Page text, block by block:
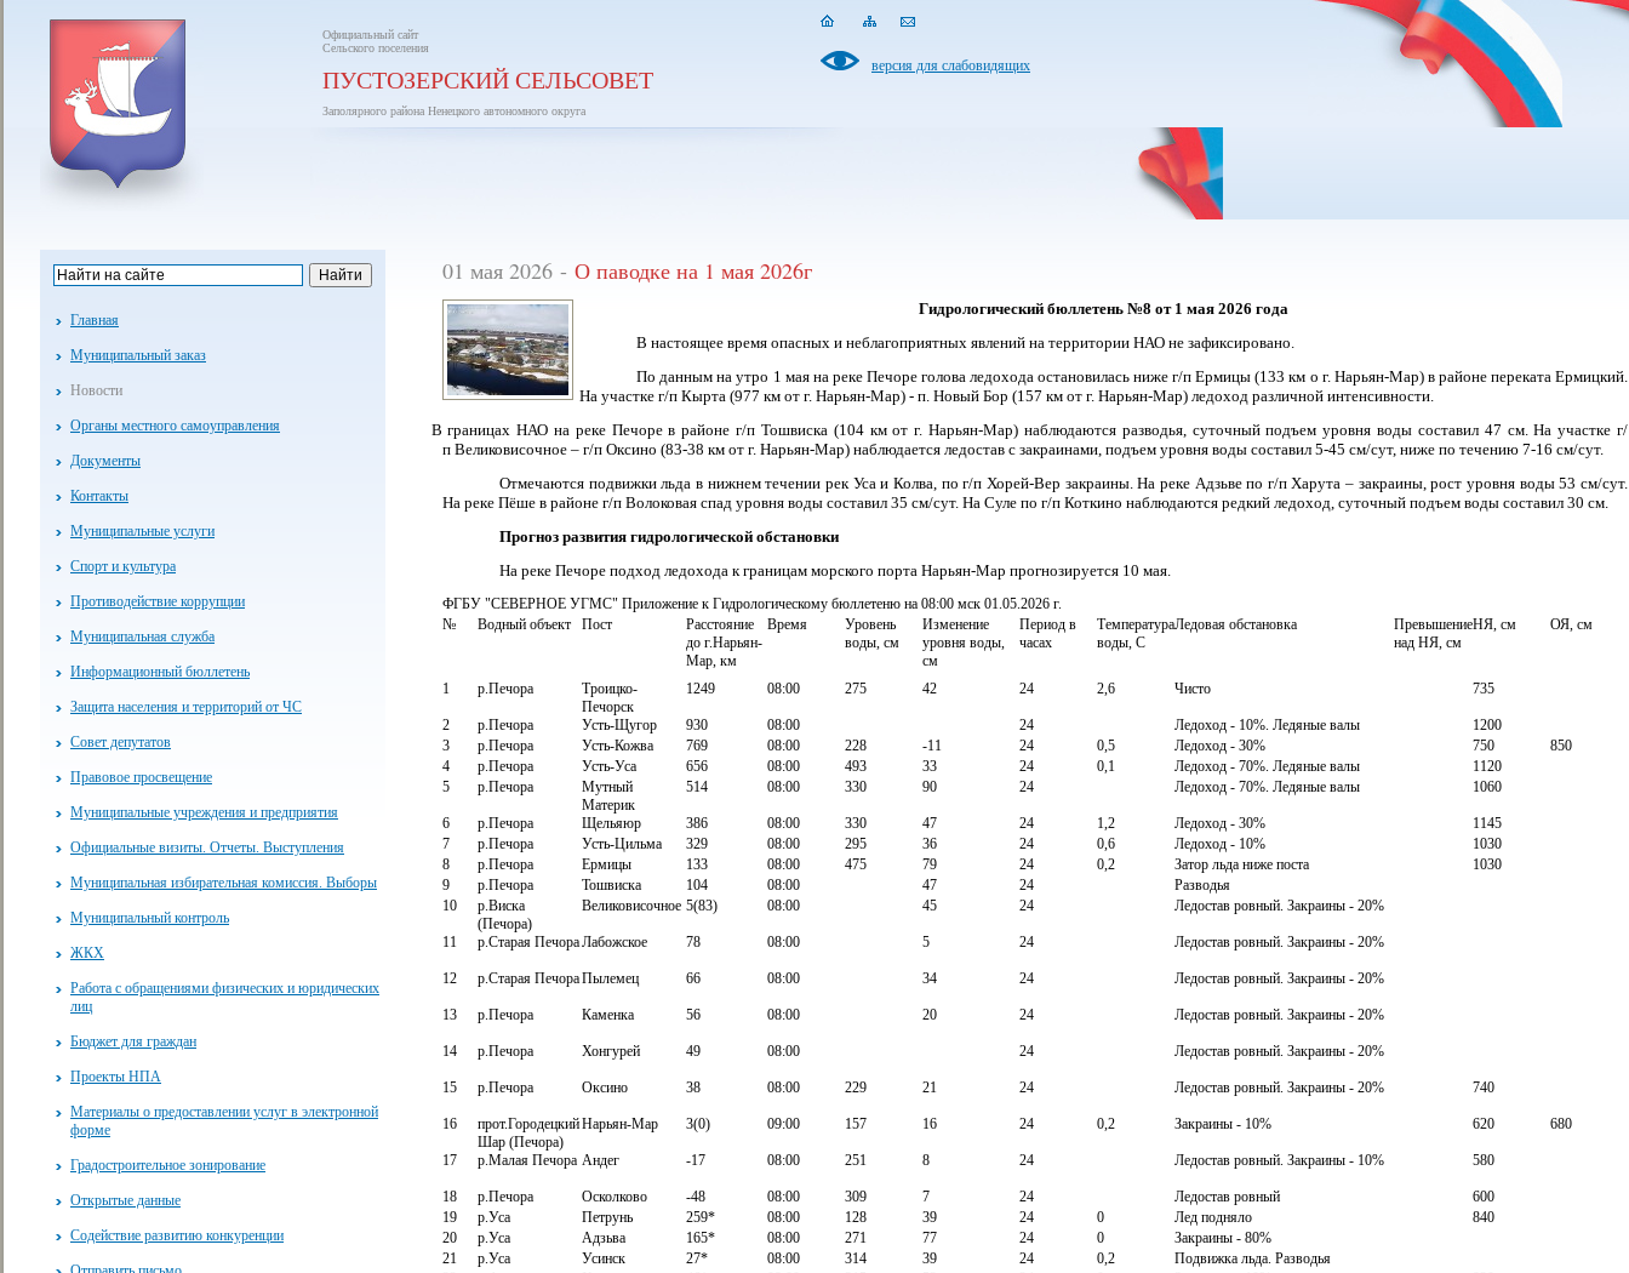
Официальный сайт
Сельского поселения
ПУСТОЗЕРСКИЙ СЕЛЬСОВЕТ
Заполярного района Ненецкого автономного округа
версия для слабовидящих
Главная
Муниципальный заказ
Новости
Органы местного самоуправления
Документы
Контакты
Муниципальные услуги
Спорт и культура
Противодействие коррупции
Муниципальная служба
Информационный бюллетень
Защита населения и территорий от ЧС
Совет депутатов
Правовое просвещение
Муниципальные учреждения и предприятия
Официальные визиты. Отчеты. Выступления
Муниципальная избирательная комиссия. Выборы
Муниципальный контроль
ЖКХ
Работа с обращениями физических и юридических
лиц
Бюджет для граждан
Проекты НПА
Материалы о предоставлении услуг в электронной
форме
Градостроительное зонирование
Открытые данные
Содействие развитию конкуренции
01 мая 2026 - О паводке на 1 мая 2026г
Гидрологический бюллетень №8 от 1 мая 2026 года
В настоящее время опасных и неблагоприятных явлений на территории НАО не зафиксировано.
По данным на утро 1 маяна реке Печоре голова ледохода остановилась ниже г/п Ермицы (133 км о г. Нарьян-Мар) в районе переката Ермицкий.
На участке г/п Кырта (977 км от г. Нарьян-Мар) - п. Новый Бор (157 км от г. Нарьян-Мар) ледоход различной интенсивности.
В границах НАО на реке Печоре в районе г/п Тошвиска (104 км от г. Нарьян-Мар) наблюдаются разводья, суточный подъем уровня воды составил 47 см. На участке г/
п Великовисочное – г/п Оксино (83-38 км от г. Нарьян-Мар) наблюдается ледостав с закраинами, подъем уровня воды составил 5-45 см/сут, ниже по течению 7-16 см/сут.
Отмечаются подвижки льда в нижнем течении рек Уса и Колва, по г/п Хорей-Вер закраины. На реке Адзьве по г/п Харута – закраины, рост уровня воды 53 см/сут.
На реке Пёше в районе г/п Волоковая спад уровня воды составил 35 см/сут. На Суле по г/п Коткино наблюдаются редкий ледоход, суточный подъем воды составил 30 см.
Прогноз развития гидрологической обстановки
На реке Печоре подход ледохода к границам морского порта Нарьян-Мар прогнозируется 10 мая.
ФГБУ "СЕВЕРНОЕ УГМС" Приложение к Гидрологическому бюллетеню на 08:00 мск 01.05.2026 г.
№
Водный объект Пост
Расстояние
до г.Нарьян-
Мар, км
Время
Уровень
воды, см
Изменение
уровня воды,
см
Период в
часах
Температура
воды, С
Ледовая обстановка
Превышение
над НЯ, см
НЯ, см ОЯ, см
1 р.Печора
Троицко-
Печорск
1249 08:00 275 42 24 2,6 Чисто 735
2 р.Печора Усть-Щугор 930 08:00 24 Ледоход - 10%. Ледяные валы
1200
3
р.Печора Усть-Кожва 769 08:00 228 -11 24 0,5 Ледоход - 30% 750
850
4
р.Печора Усть-Уса 656 08:00 493 33 24 0,1 Ледоход - 70%. Ледяные валы
1120
5
р.Печора
Мутный
Материк
514 08:00 330 90 24 Ледоход - 70%. Ледяные валы 1060
6 р.Печора Щельяюр 386 08:00 330 47 24 1,2 Ледоход - 30%
1145
7
р.Печора Усть-Цильма 329 08:00 295 36 24 0,6 Ледоход - 10%
1030
8
р.Печора Ермицы 133 08:00 475 79 24 0,2 Затор льда ниже поста
1030
9
р.Печора Тошвиска 104 08:00 47 24
Разводья
10
р.Виска
(Печора)
Великовисочное 5(83) 08:00 45 24 Ледостав ровный. Закраины - 20%
11 р.Старая ПечораЛабожское 78 08:00 5 24 Ледостав ровный. Закраины - 20%
12 р.Старая ПечораПылемец 66 08:00 34 24 Ледостав ровный. Закраины - 20%
13 р.Печора Каменка 56 08:00 20 24 Ледостав ровный. Закраины - 20%
14 р.Печора Хонгурей 49 08:00 24 Ледостав ровный. Закраины - 20%
15 р.Печора Оксино 38 08:00 229 21 24 Ледостав ровный. Закраины - 20% 740
16
прот.Городецкий
Шар (Печора)
Нарьян-Мар 3(0) 09:00 157 16 24 0,2 Закраины - 10% 620 680
17 р.Малая Печора Андег -17 08:00 251 8 24 Ледостав ровный. Закраины - 10% 580
18 р.Печора Осколково -48 08:00 309 7 24 Ледостав ровный
600
19
р.Уса Петрунь 259* 08:00 128 39 24 0 Лед подняло
840
20
р.Уса Адзьва 165* 08:00 271 77 24 0
Закраины - 80%
21
р.Уса Усинск 27* 08:00 314 39 24 0,2
Подвижка льда. Разводья